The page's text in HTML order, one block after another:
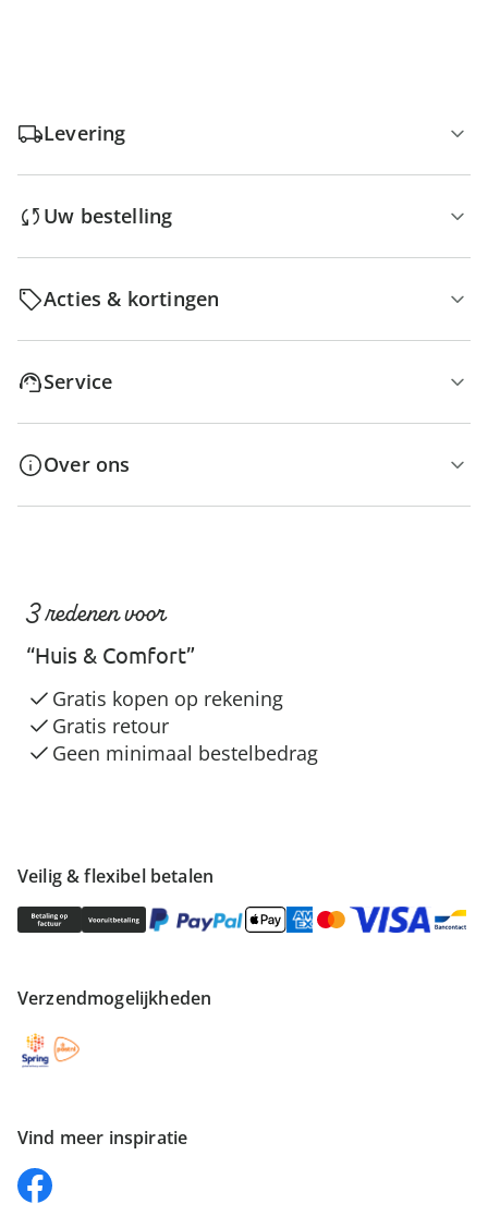
Levering
Uw bestelling
Acties & kortingen
Service
Over ons
Veilig & flexibel betalen
Verzendmogelijkheden
Vind meer inspiratie
3 redenen voor
“Huis & Comfort”
Gratis kopen op rekening
Gratis retour
Geen minimaal bestelbedrag